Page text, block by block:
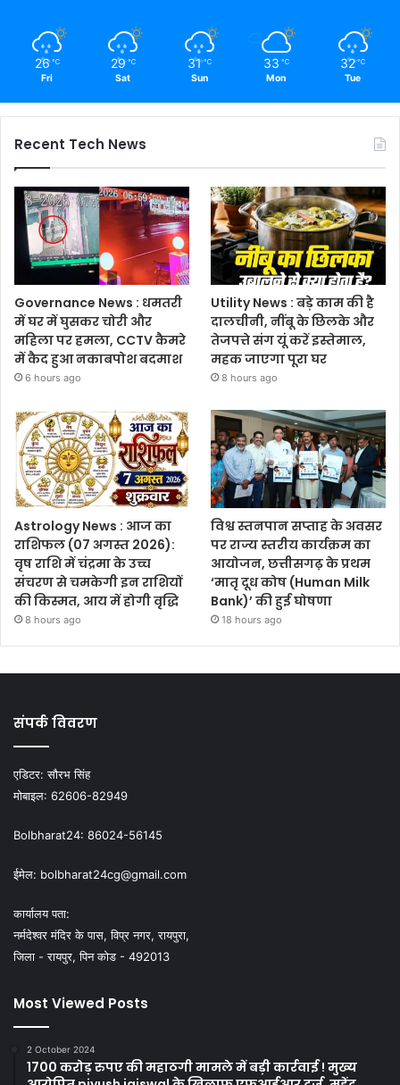
26 ℃
Fri
29 ℃
Sat
31 ℃
Sun
33 ℃
Mon
32 ℃
Tue
Recent Tech News
Governance News : धमतरी
में घर में घुसकर चोरी और
महिला पर हमला, CCTV कैमरे
में कैद हुआ नकाबपोश बदमाश
6 hours ago
Utility News : बड़े काम की है
दालचीनी, नींबू के छिलके और
तेजपत्ते संग यूं करें इस्तेमाल,
महक जाएगा पूरा घर
8 hours ago
Astrology News : आज का
राशिफल (07 अगस्त 2026):
वृष राशि में चंद्रमा के उच्च
संचरण से चमकेगी इन राशियों
की किस्मत, आय में होगी वृद्धि
8 hours ago
विश्व स्तनपान सप्ताह के अवसर
पर राज्य स्तरीय कार्यक्रम का
आयोजन, छत्तीसगढ़ के प्रथम
‘मातृ दूध कोष (Human Milk
Bank)’ की हुई घोषणा
18 hours ago
संपर्क विवरण
एडिटर:सौरभ सिंह
मोबाइल: 62606-82949
Bolbharat24: 86024-56145
ईमेल: bolbharat24cg@gmail.com
कार्यालय पता:
नर्मदेश्वर मंदिर के पास, विप्र नगर, रायपुरा,
जिला - रायपुर, पिन कोड - 492013
Most Viewed Posts
2 October 2024
1700 करोड़ रुपए की महाठगी मामले में बड़ी कार्रवाई ! मुख्य